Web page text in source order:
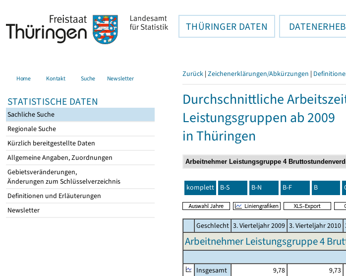
THÜRINGER DATEN
Home Kontakt Suche Newsletter
STATISTISCHE DATEN
Sachliche Suche
Regionale Suche
Kürzlich bereitgestellte Daten
Allgemeine Angaben, Zuordnungen
Gebietsveränderungen,
Änderungen zum Schlüsselverzeichnis
Definitionen und Erläuterungen
Newsletter
Zurück | Zeichenerklärungen/Abkürzungen |
Durchschnittliche
Leistungsgruppen ab 2009
in Thüringen
komplett B-S B-N B-F B
Geschlecht 3. Vierteljahr 2009 3. Vierteljahr 2010
Arbeitnehmer Leistungsgruppe 4
Insgesamt
9,78 9,73